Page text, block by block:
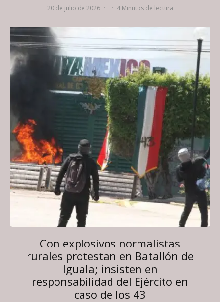
20 de julio de 2026 · · 4 Minutos de lectura
Con explosivos normalistas
rurales protestan en Batallón de
Iguala; insisten en
responsabilidad del Ejército en
caso de los 43